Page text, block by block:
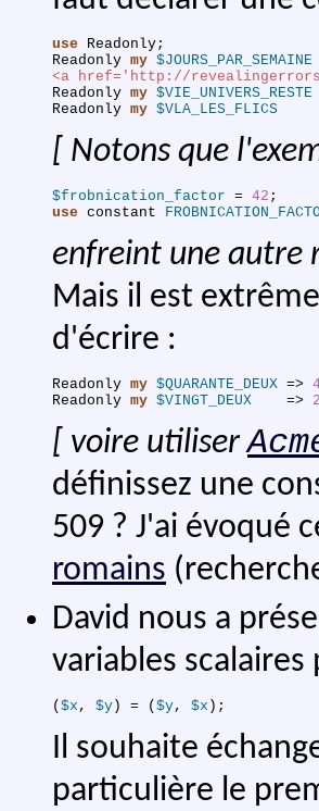
use Readonly;
Readonly my $JOURS_PAR_SEMAINE
<a href='http://
Readonly my $VIE_UNIVERS_RESTE
Readonly my $VLA_LES_FLICS
[ Notons que
$frobnication_factor = 42 ;
use constant
enfreint une autre
Mais il est
d'écrire :
Readonly my $QUARANTE_DEUX =>
Readonly my $VINGT_DEUX =>
[ voire utiliser
définissez une
509 ? J'ai évoqué
romains
David nous a
variables
( $x , $y ) = ( $y, $x ) ;
Il souhaite
particulière le